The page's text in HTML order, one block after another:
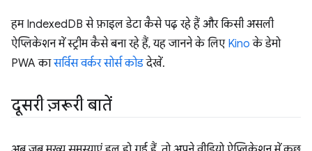
हम IndexedDB से फ़ाइल डेटा कैसे पढ़ रहे हैं और किसी असली
ऐप्लिकेशन में स्ट्रीम कैसे बना रहे हैं, यह जानने के लिए Kino के डेमो
PWA कासर्विस वर्कर सोर्स कोडदेखें.
दूसरी ज़रूरी बातें